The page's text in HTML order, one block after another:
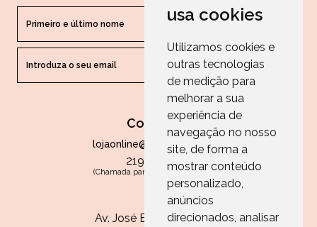
usa cookies
Utilizamos cookies e
outras tecnologias
de medição para
melhorar a sua
experiência de
navegação no nosso
site, de forma a
mostrar conteúdo
personalizado,
anúncios
direcionados, analisar
ENVIAR
Contactos
lojaonline@paperandarts.pt
219 862 836
(Chamada para a rede fixa nacional)
Loja
Av. José Batista Antunes